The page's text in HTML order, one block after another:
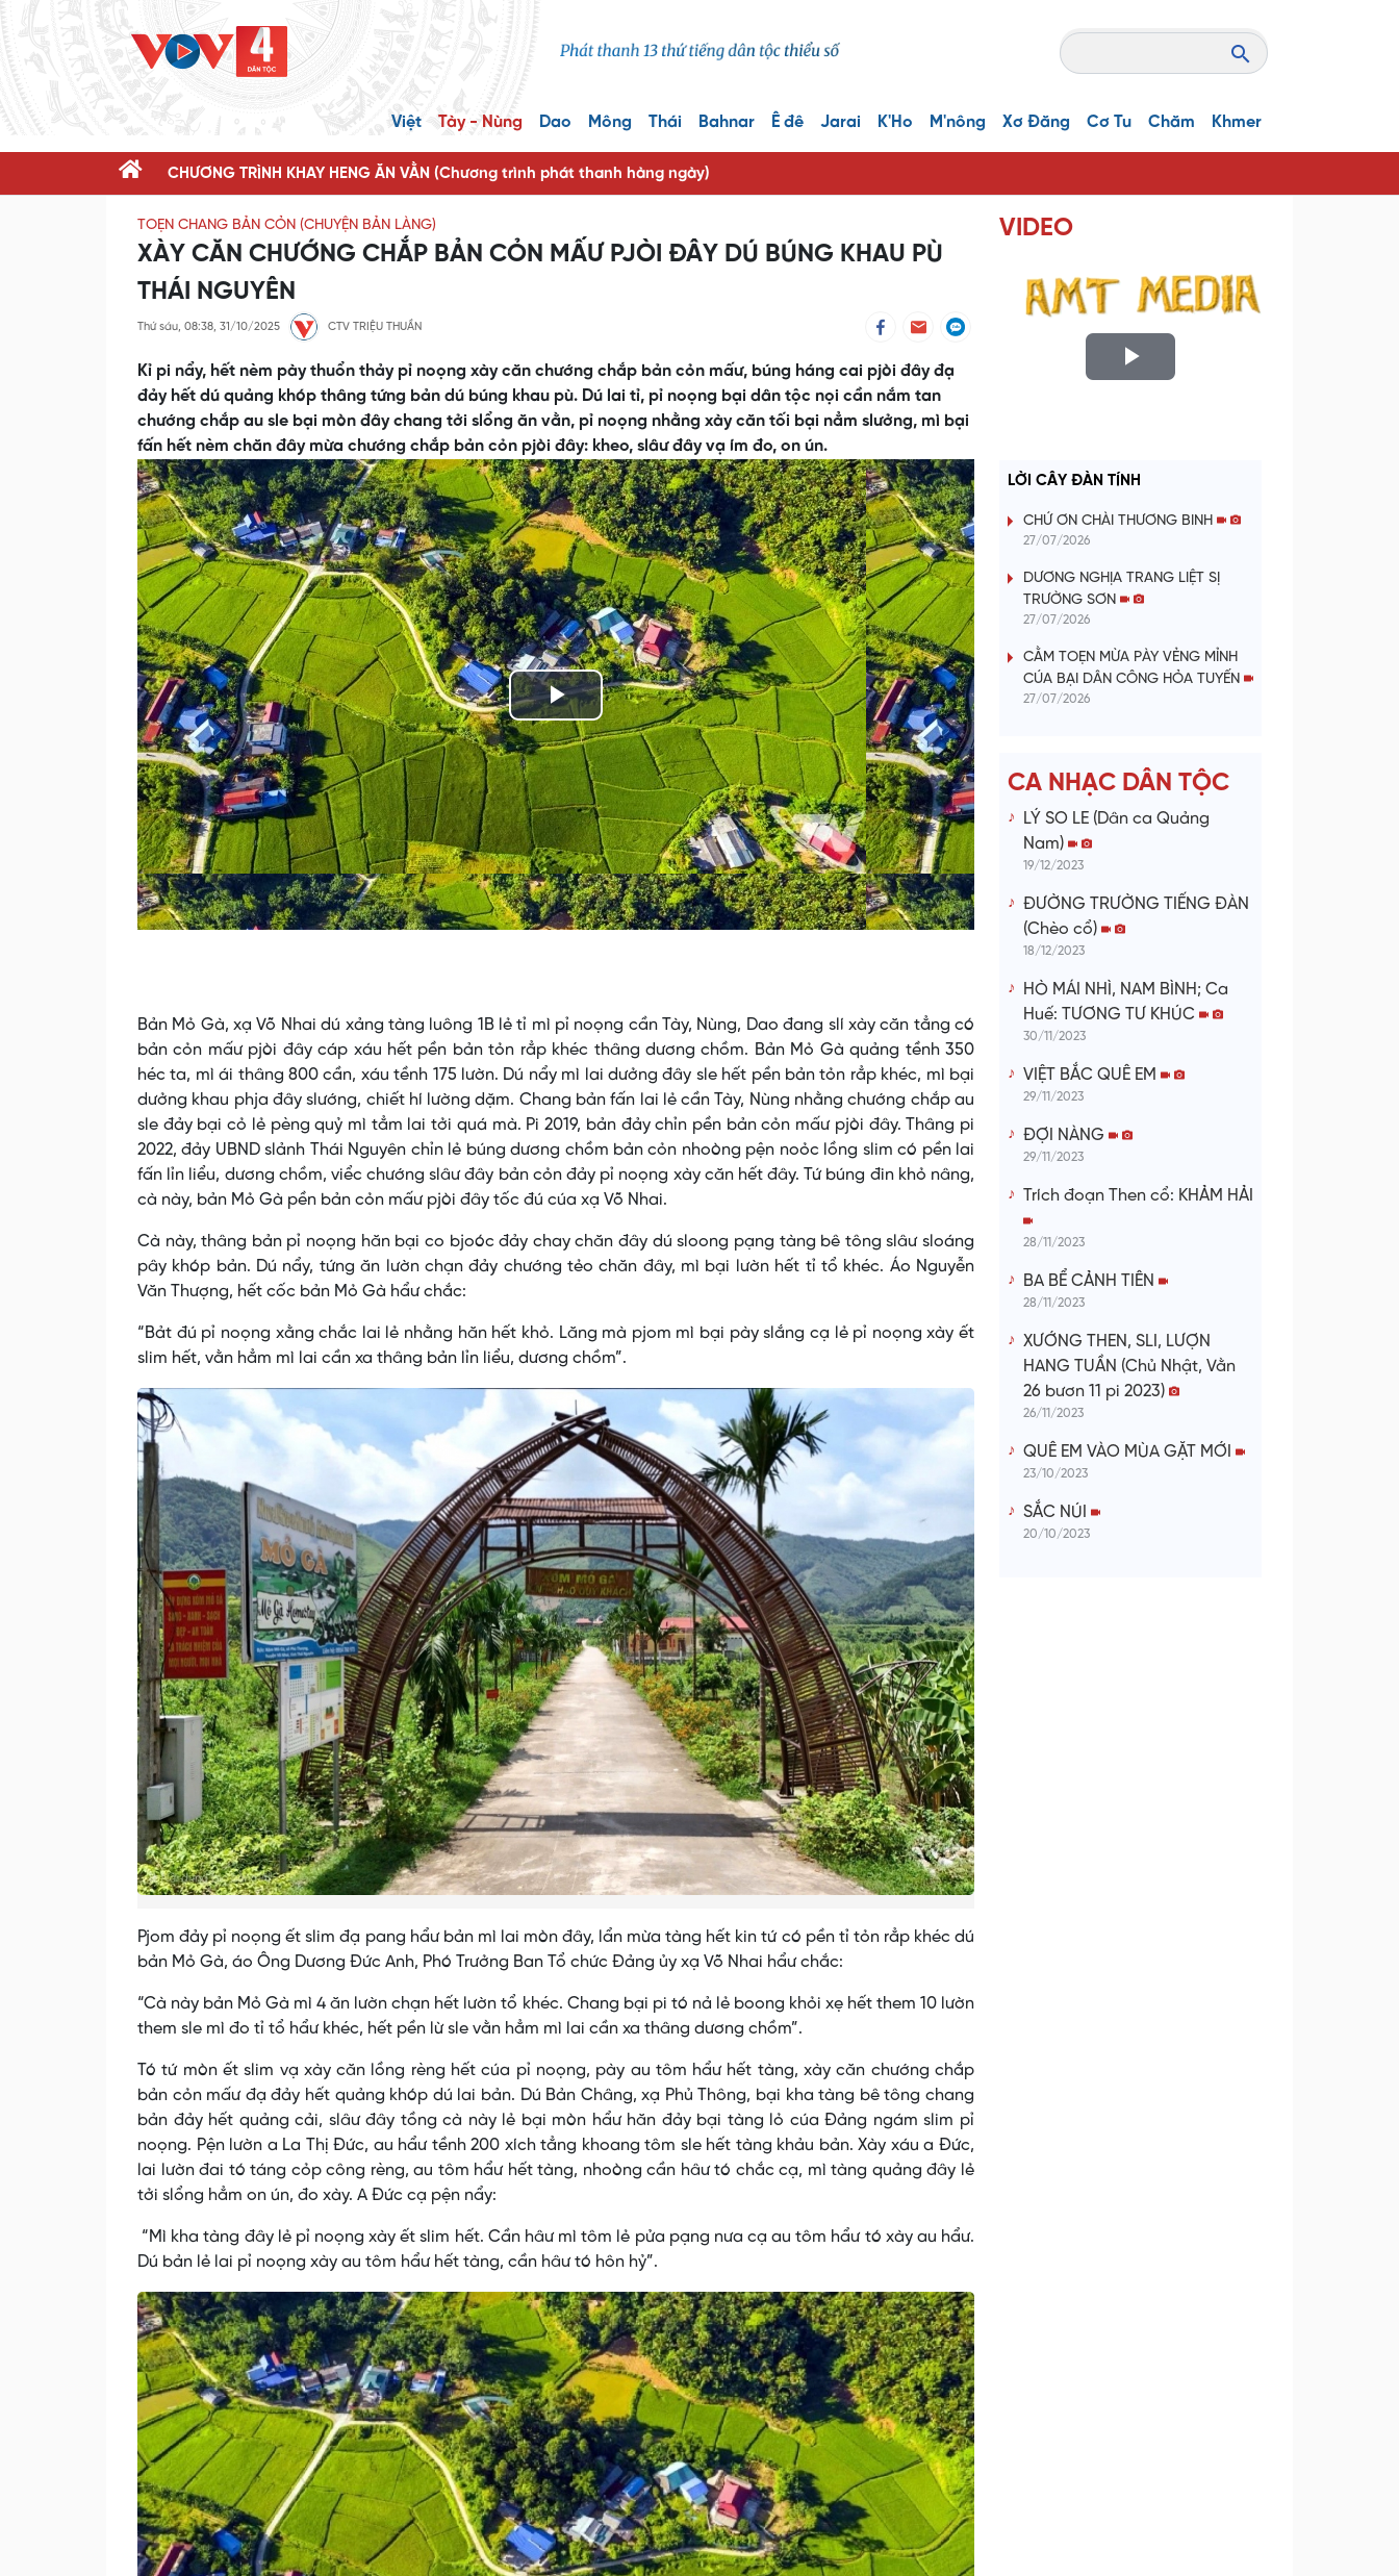
Việt Tày - Nùng Dao Mông Thái Bahnar Ê đê Jarai K'Ho M'nông Xơ Đăng Cơ Tu Chăm Khmer
CHƯƠNG TRÌNH KHAY HENG ĂN VẰN (Chương trình phát thanh hàng ngày)
TOẸN CHANG BẢN CỎN (CHUYỆN BẢN LÀNG)
XÀY CĂN CHƯỚNG CHẮP BẢN CỎN MẤƯ PJÒI ĐÂY DÚ BÚNG KHAU PÙ
THÁI NGUYÊN
Thứ sáu, 08:38, 31/10/2025 CTV TRIỆU THUẦN
Kỉ pi nẩy, hết nèm pày thuổn thảy pỉ noọng xày căn chướng chắp bản cỏn mấư, búng háng cai pjòi đây đạ
đảy hết dú quảng khóp thâng tứng bản dú búng khau pù. Dú lai tỉ, pỉ noọng bại dân tộc nọi cần nắm tan
chướng chắp au sle bại mòn đây chang tởi slổng ăn vằn, pỉ noọng nhằng xày căn tối bại nẳm slưởng, mì bại
fấn hết nèm chăn đây mừa chướng chắp bản cỏn pjòi đây: kheo, slâư đây vạ ím đo, on ún.
Play
Video
Bản Mỏ Gà, xạ Võ Nhai dú xảng tàng luông 1B lẻ tỉ mì pỉ noọng cần Tày, Nùng, Dao đang slí xày căn tẳng có
bản cỏn mấư pjòi đây cáp xáu hết pền bản tỏn rẳp khéc thâng dương chồm. Bản Mỏ Gà quảng tềnh 350
héc ta, mì ái thâng 800 cần, xáu tềnh 175 lườn. Dú nẩy mì lai dưởng đây sle hết pền bản tỏn rẳp khéc, mì bại
dưởng khau phja đây slướng, chiết hí lường dặm. Chang bản fấn lai lẻ cần Tày, Nùng nhằng chướng chắp au
sle đảy bại cỏ lẻ pèng quỷ mì tẳm lai tởi quá mà. Pi 2019, bản đảy chỉn pền bản cỏn mấư pjòi đây. Thâng pi
2022, đảy UBND slảnh Thái Nguyên chỉn lẻ búng dương chồm bản cỏn nhoòng pện noỏc lồng slim có pền lai
fấn lỉn liểu, dương chồm, viểc chướng slâư đây bản cỏn đảy pỉ noọng xày căn hết đây. Tứ búng đin khỏ nâng,
cà này, bản Mỏ Gà pền bản cỏn mấư pjòi đây tốc đú cúa xạ Võ Nhai.
Cà này, thâng bản pỉ noọng hăn bại co bjoóc đảy chay chăn đây dú sloong pạng tàng bê tông slâư sloáng
pây khóp bản. Dú nẩy, tứng ăn lườn chạn đảy chướng tẻo chăn đây, mì bại lườn hết tỉ tổ khéc. Áo Nguyễn
Văn Thượng, hết cốc bản Mỏ Gà hẩư chắc:
“Bảt đú pỉ noọng xằng chắc lai lẻ nhằng hăn hết khỏ. Lăng mà pjom mì bại pày slắng cạ lẻ pỉ noọng xày ết
slim hết, vằn hẳm mì lai cần xa thâng bản lỉn liểu, dương chồm”.
Pjom đảy pỉ noọng ết slim đạ pang hẩư bản mì lai mòn đây, lẩn mừa tàng hết kin tứ có pền tỉ tỏn rẳp khéc dú
bản Mỏ Gà, áo Ông Dương Đức Anh, Phó Trưởng Ban Tổ chức Đảng ủy xạ Võ Nhai hẩư chắc:
“Cà này bản Mỏ Gà mì 4 ăn lườn chạn hết lườn tổ khéc. Chang bại pi tó nả lẻ boong khỏi xẹ hết them 10 lườn
them sle mì đo tỉ tổ hẩư khéc, hết pền lừ sle vằn hẳm mì lai cần xa thâng dương chồm”.
Tó tứ mòn ết slim vạ xày căn lồng rèng hết cúa pỉ noọng, pày au tôm hẩư hết tàng, xày căn chướng chắp
bản cỏn mấư đạ đảy hết quảng khóp dú lai bản. Dú Bản Châng, xạ Phủ Thông, bại kha tàng bê tông chang
bản đảy hết quảng cải, slâư đây tồng cà này lẻ bại mòn hẩư hăn đảy bại tàng lỏ cúa Đảng ngám slim pỉ
noọng. Pện lườn a La Thị Đức, au hẩư tềnh 200 xích tẳng khoang tôm sle hết tàng khảu bản. Xày xáu a Đức,
lai lườn đai tó táng cỏp công rèng, au tôm hẩư hết tàng, nhoòng cần hâư tó chắc cạ, mì tàng quảng đây lẻ
tởi slổng hẳm on ún, đo xày. A Đức cạ pện nẩy:
“Mì kha tàng đây lẻ pỉ noọng xày ết slim hết. Cần hâư mì tôm lẻ pửa pạng nưa cạ au tôm hẩư tó xày au hẩư.
Dú bản lẻ lai pỉ noọng xày au tôm hẩư hết tàng, cần hâư tó hôn hỷ”.
VIDEO
P
a
y
V
i
d
LỜI CÂY ĐÀN TÍNH
CHỨ ƠN CHÀI THƯƠNG BINH
27/07/2026
DƯƠNG NGHỊA TRANG LIỆT SỊ
TRƯỜNG SƠN
27/07/2026
CẰM TOẸN MỪA PÀY VẺNG MỈNH
CÚA BẠI DÂN CÔNG HỎA TUYẾN
27/07/2026
CA NHẠC DÂN TỘC
LÝ SO LE (Dân ca Quảng
Nam)
19/12/2023
ĐƯỜNG TRƯỜNG TIẾNG ĐÀN
(Chèo cổ)
18/12/2023
HÒ MÁI NHÌ, NAM BÌNH; Ca
Huế: TƯƠNG TƯ KHÚC
30/11/2023
VIỆT BẮC QUÊ EM
29/11/2023
ĐỢI NÀNG
29/11/2023
Trích đoạn Then cổ: KHẢM HẢI
28/11/2023
BA BỂ CẢNH TIÊN
28/11/2023
XƯỚNG THEN, SLI, LƯỢN
HANG TUẦN (Chủ Nhật, Vằn
26 bươn 11 pi 2023)
26/11/2023
QUÊ EM VÀO MÙA GẶT MỚI
23/10/2023
SẮC NÚI
20/10/2023